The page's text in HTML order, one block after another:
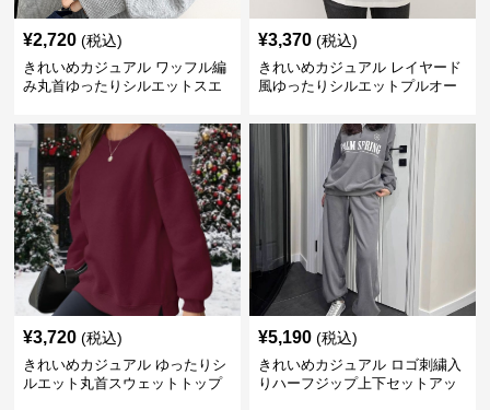
¥2,720 (税込)
きれいめカジュアル ワッフル編
み丸首ゆったりシルエットスエ
¥3,370 (税込)
きれいめカジュアル レイヤード
風ゆったりシルエットプルオー
¥3,720 (税込)
きれいめカジュアル ゆったりシ
ルエット丸首スウェットトップ
¥5,190 (税込)
きれいめカジュアル ロゴ刺繍入
りハーフジップ上下セットアッ